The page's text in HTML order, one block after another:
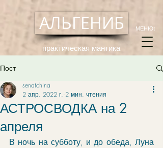
АЛЬГЕНИБ
практическая мантика
МЕНЮ:
Пост
АСТРОСВОДКА на 2
апреля
senatchina
2 апр. 2022 г. 2 мин. чтения
В ночь на субботу, и до обеда, Луна